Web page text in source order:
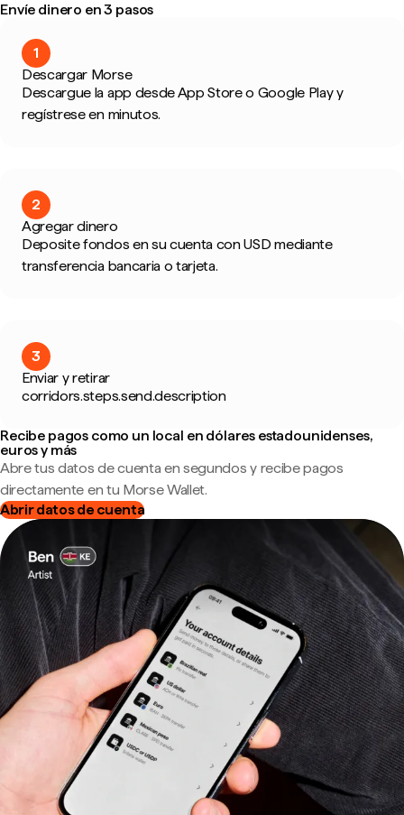
Envíe dinero en 3 pasos
1
Descargar Morse
Descargue la app desde App Store o Google Play y
regístrese en minutos.
2
Agregar dinero
Deposite fondos en su cuenta con USD mediante
transferencia bancaria o tarjeta.
3
Enviar y retirar
corridors.steps.send.description
Recibe pagos como un local en dólares estadounidenses,
euros y más
Abre tus datos de cuenta en segundos y recibe pagos
directamente en tu Morse Wallet.
Abrir datos de cuenta